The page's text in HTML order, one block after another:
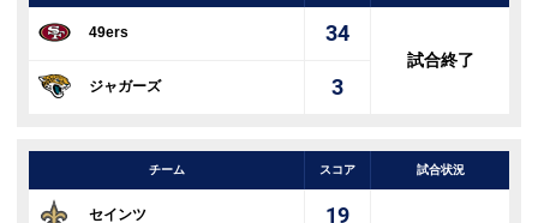
49ers 34
試合終了
ジャガーズ 3
チーム スコア 試合状況
セインツ 19